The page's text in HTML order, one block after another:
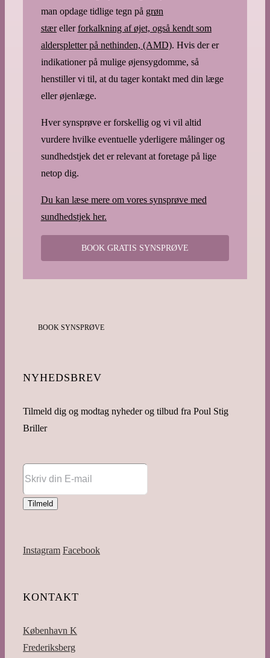
man opdage tidlige tegn på grøn
stærellerforkalkning af øjet, også kendt som
alderspletter på nethinden, (AMD). Hvis der er
indikationer på mulige øjensygdomme, så
henstiller vi til, at du tager kontakt med din læge
eller øjenlæge.
Hver synsprøve er forskellig og vi vil altid
vurdere hvilke eventuelle yderligere målinger og
sundhedstjek det er relevant at foretage på lige
netop dig.
Du kan læse mere om vores synsprøve med
sundhedstjek her.
BOOK GRATIS SYNSPRØVE
BOOK SYNSPRØVE
NYHEDSBREV
Tilmeld dig og modtag nyheder og tilbud fra Poul Stig
Briller
Instagram Facebook
KONTAKT
København K
Frederiksberg